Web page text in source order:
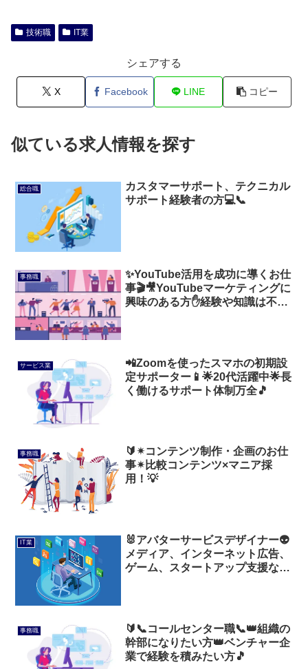
技術職 IT業
シェアする
X Facebook LINE コピー
似ている求人情報を探す
総合職
カスタマーサポート、テクニカル
サポート経験者の方💻📞
事務職
✨YouTube活用を成功に導くお仕
事🎬🎥YouTubeマーケティングに
興味のある方✋経験や知識は不要
サービス業
📲Zoomを使ったスマホの初期設
定サポーター📱🌟20代活躍中🌟長
く働けるサポート体制万全🎵
事務職
🔰✴コンテンツ制作・企画のお仕
事✴比較コンテンツ×マニア採
用！💡
IT業
🐰アバターサービスデザイナー👽
メディア、インターネット広告、
ゲーム、スタートアップ支援など
事務職
🔰📞コールセンター職📞👑組織の
幹部になりたい方👑ベンチャー企
業で経験を積みたい方🎵